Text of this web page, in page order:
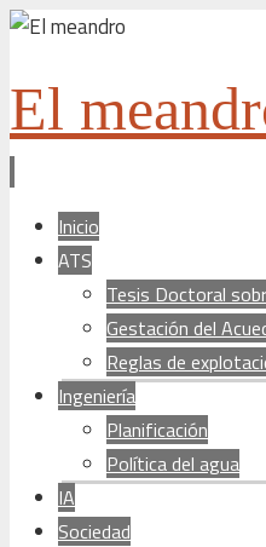
El
contenido
Inicio
ATS
Tesis Doctoral
Gestación del
Reglas de
Ingeniería
Planificación
Política del agua
IA
Sociedad